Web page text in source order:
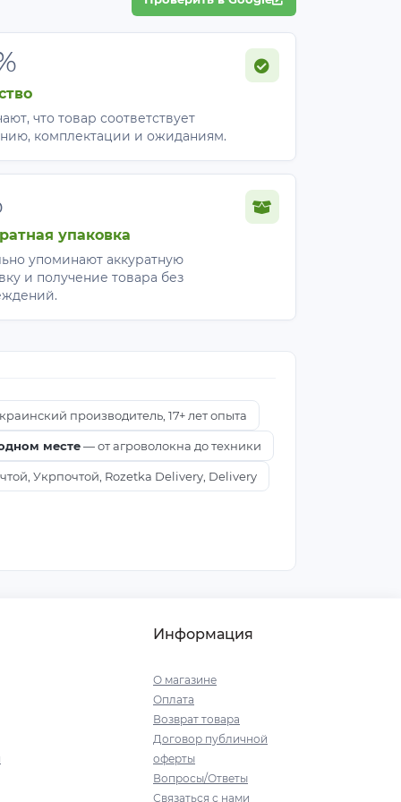
что товар соответствует
комплектации и ожиданиям.
упаковка
упоминают аккуратную
и получение товара без
производитель, 17+ лет опыта
месте— от агроволокна до техники
Укрпочтой, Rozetka Delivery, Delivery
Информация
О магазине
Оплата
Возврат товара
Договор публичной
оферты
Вопросы/Ответы
Связаться с нами